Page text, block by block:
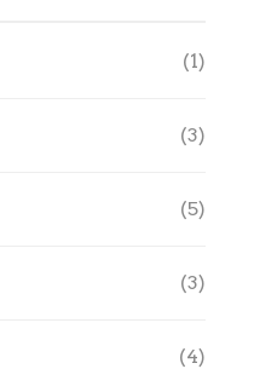
(1)
(3)
(5)
(3)
(4)